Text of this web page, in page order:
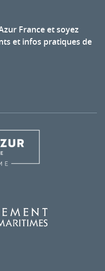
France et soyez
et infos pratiques de